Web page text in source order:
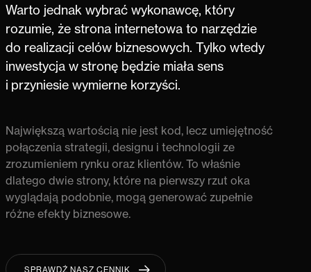
Warto jednak wybrać wykonawcę, który
rozumie, że strona internetowa to narzędzie
do realizacji celów biznesowych. Tylko wtedy
inwestycja w stronę będzie miała sens
i przyniesie wymierne korzyści.
Największą wartością nie jest kod, lecz umiejętność
połączenia strategii, designu i technologii ze
zrozumieniem rynku oraz klientów. To właśnie
dlatego dwie strony, które na pierwszy rzut oka
wyglądają podobnie, mogą generować zupełnie
różne efekty biznesowe.
SPRAWDŹ NASZ CENNIK